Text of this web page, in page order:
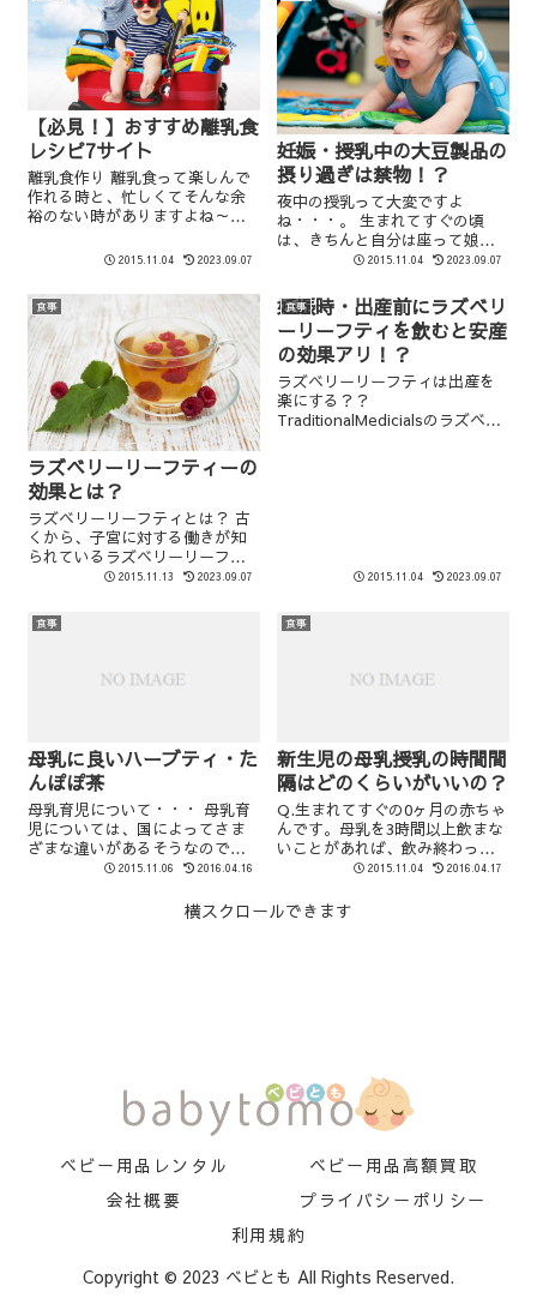
【必見！】おすすめ離乳食
レシピ7サイト
離乳食作り 離乳食って楽しんで
作れる時と、忙しくてそんな余
裕のない時がありますよね～。
して・・・という段階から始ま
や硬さを調整していき・・・。
少量だった頃は、ハンドブレン
ダーを使...
2015.11.04 2023.09.07
妊娠・授乳中の大豆製品の
摂り過ぎは禁物！？
夜中の授乳って大変ですよ
ね・・・。 生まれてすぐの頃
は、きちんと自分は座って娘を
抱いて授乳していました。 で
れなくなり、横着して横に並べ
て置いてある少し段差がある娘
のすのこベッドにひじを付いて
寝転がったまま授乳し...
2015.11.04 2023.09.07
食事
ラズベリーリーフティーの
効果とは？
ラズベリーリーフティとは？ 古
くから、子宮に対する働きが知
られているラズベリーリーフ。
ラズベリーは、バラ科キイチゴ
ースやジャムなどによく使用さ
れていてよく知られていますよ
さにその...
2015.11.13 2023.09.07
食事
妊娠時・出産前にラズベリ
ーリーフティを飲むと安産
の効果アリ！？
ラズベリーリーフティは出産を
楽にする？？
TraditionalMedicialsのラズベリ
2015.11.04 2023.09.07
食事
母乳に良いハーブティ・た
んぽぽ茶
母乳育児について・・・ 母乳育
児については、国によってさま
ざまな違いがあるそうなのです
が、特に発展途上国では乳児の
があるという理由で母乳育児が
薦められています。 先進国でも
2015.11.06 2016.04.16
食事
新生児の母乳授乳の時間間
隔はどのくらいがいいの？
Q.生まれてすぐの0ヶ月の赤ちゃ
んです。母乳を3時間以上飲まな
いことがあれば、飲み終わって
から30分で欲しがることもあっ
だけれど大丈夫？ こんな質問を
友達のママから頂きました。 赤
2015.11.04 2016.04.17
横スクロールできます
ベビー用品レンタル
ベビー用品高額買取
会社概要
プライバシーポリシー
利用規約
Copyright © 2023 ベビとも All Rights Reserved.